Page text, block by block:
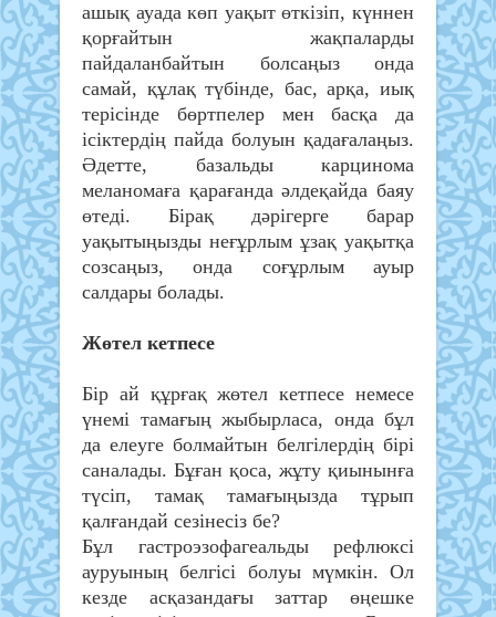
ашық ауада көп уақыт өткізіп, күннен
қорғайтын жақпаларды
пайдаланбайтын болсаңыз онда
самай, құлақ түбінде, бас, арқа, иық
терісінде бөртпелер мен басқа да
ісіктердің пайда болуын қадағалаңыз.
Әдетте, базальды карцинома
меланомаға қарағанда әлдеқайда баяу
өтеді. Бірақ дәрігерге барар
уақытыңызды неғұрлым ұзақ уақытқа
созсаңыз, онда соғұрлым ауыр
салдары болады.
Жөтел кетпесе
Бір ай құрғақ жөтел кетпесе немесе
үнемі тамағың жыбырласа, онда бұл
да елеуге болмайтын белгілердің бірі
саналады. Бұған қоса, жұту қиынынға
түсіп, тамақ тамағыңызда тұрып
қалғандай сезінесіз бе?
Бұл гастроэзофагеальды рефлюксі
ауруының белгісі болуы мүмкін. Ол
кезде асқазандағы заттар өңешке